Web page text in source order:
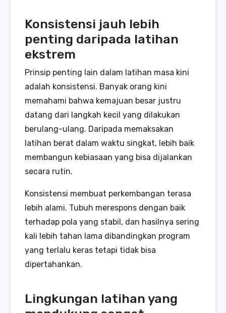
Konsistensi jauh lebih
penting daripada latihan
ekstrem
Prinsip penting lain dalam latihan masa kini
adalah konsistensi. Banyak orang kini
memahami bahwa kemajuan besar justru
datang dari langkah kecil yang dilakukan
berulang-ulang. Daripada memaksakan
latihan berat dalam waktu singkat, lebih baik
membangun kebiasaan yang bisa dijalankan
secara rutin.
Konsistensi membuat perkembangan terasa
lebih alami. Tubuh merespons dengan baik
terhadap pola yang stabil, dan hasilnya sering
kali lebih tahan lama dibandingkan program
yang terlalu keras tetapi tidak bisa
dipertahankan.
Lingkungan latihan yang